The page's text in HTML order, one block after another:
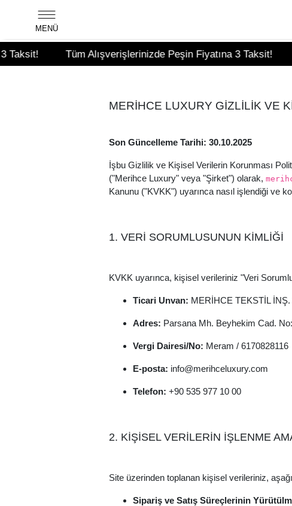
Tüm Alışverişlerinizde Peşin Fiyatına 3 Taksit!
MENÜ
MERİHCE LUXURY GİZLİLİK VE
Son Güncelleme Tarihi: 30.10.2025
İşbu Gizlilik ve Kişisel Verilerin Korunması
("Merihce Luxury" veya "Şirket") olarak,
Kanunu ("KVKK") uyarınca nasıl işlendiği ve
1. VERİ SORUMLUSUNUN KİMLİĞİ
KVKK uyarınca, kişisel verileriniz "Veri
Ticari Unvan: MERİHCE TEKSTİL
Adres: Parsana Mh. Beyhekim Cad.
Vergi Dairesi/No: Meram / 6170828116
E-posta: info@merihceluxury.com
Telefon: +90 535 977 10 00
2. KİŞİSEL VERİLERİN İŞLENME
Site üzerinden toplanan kişisel verileriniz,
Sipariş ve Satış Süreçlerinin